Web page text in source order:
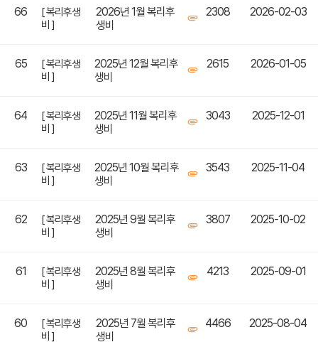
66
[ 복리후생
비 ]
2026년 1월 복리후
생비
2308 2026-02-03
65
[ 복리후생
비 ]
2025년 12월 복리후
생비
2615 2026-01-05
64
[ 복리후생
비 ]
2025년 11월 복리후
생비
3043 2025-12-01
63
[ 복리후생
비 ]
2025년 10월 복리후
생비
3543 2025-11-04
62
[ 복리후생
비 ]
2025년 9월 복리후
생비
3807 2025-10-02
61
[ 복리후생
비 ]
2025년 8월 복리후
생비
4213 2025-09-01
60
[ 복리후생
비 ]
2025년 7월 복리후
생비
4466 2025-08-04